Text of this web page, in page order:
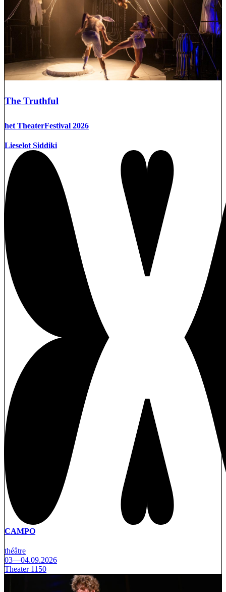
The Truthful
het TheaterFestival 2026
Lieselot Siddiki
CAMPO
théâtre
03—04.09.2026
Theater 1150